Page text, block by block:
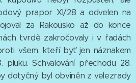
prapor XI/28 a odvelen na
za Rakousko až do konce
tvrdě zakročovaly i v řadách
všem, kteří byť jen náznakem
pluku. Schvalování přechodu 28.
dotyčný byl obviněn z velezrady